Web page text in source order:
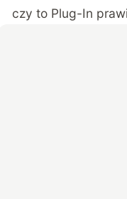
czy to Plug-In